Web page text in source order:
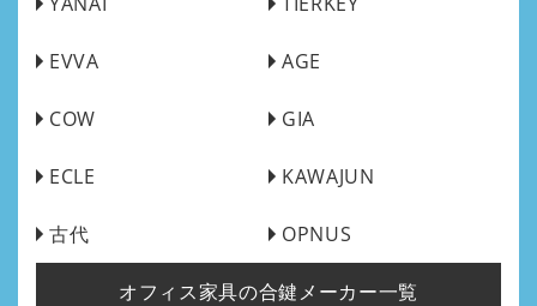
EVVA AGE
COW GIA
ECLE KAWAJUN
古代 OPNUS
オフィス家具の合鍵メーカー一覧